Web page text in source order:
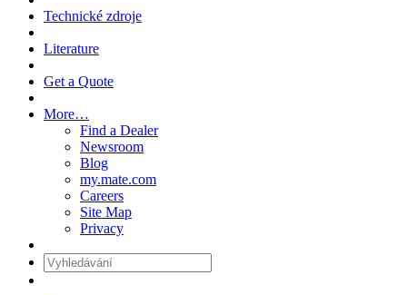
Technické zdroje
Literature
Get a Quote
More…
Find a Dealer
Newsroom
Blog
my.mate.com
Careers
Site Map
Privacy
Vyhledávání
: